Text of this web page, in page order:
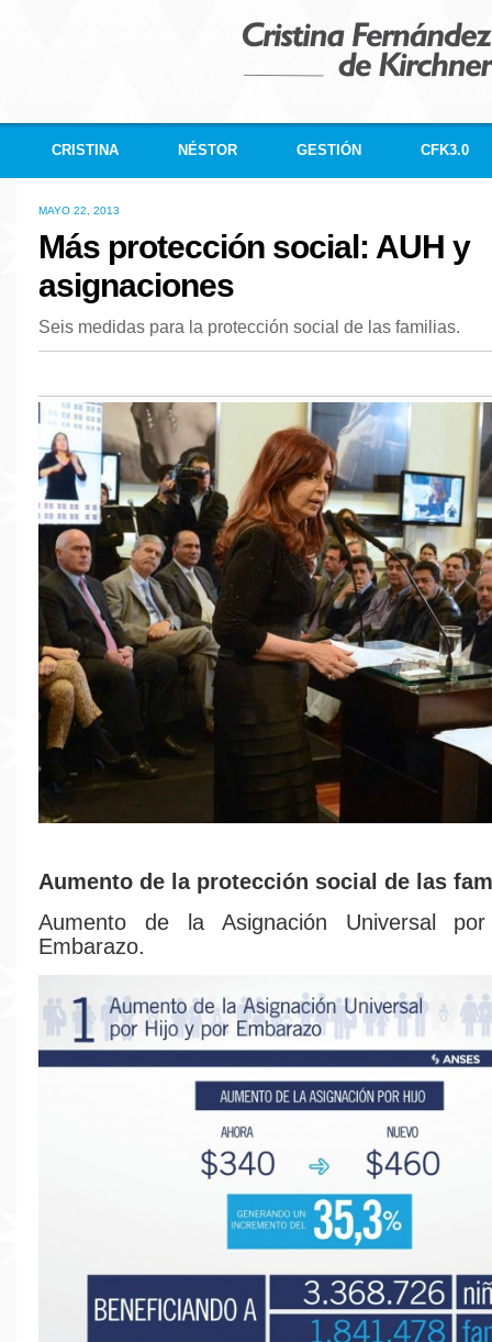
CRISTINA NÉSTOR GESTIÓN CFK3.0
MAYO 22, 2013
Más protección social: AUH y
asignaciones
Seis medidas para la protección social de las familias.
Aumento de la protección social de las
Aumento de la Asignación Universal
Embarazo.